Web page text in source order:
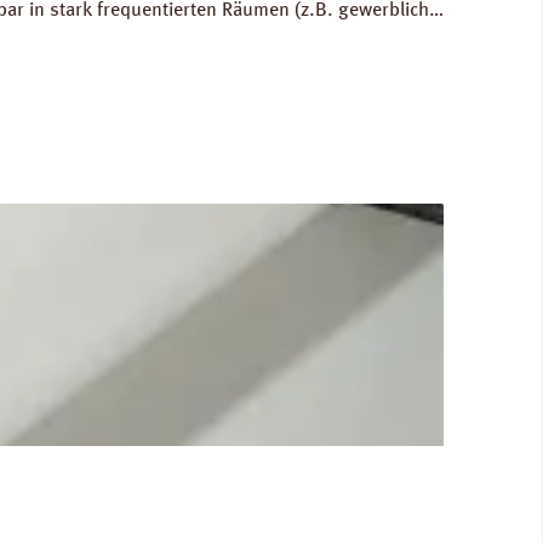
in stark frequentierten Räumen (z.B. gewerblich
von Bodenunebenheiten bis zu 1 mm.